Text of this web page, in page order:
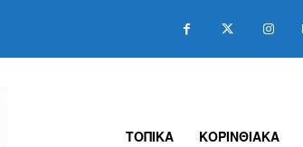
ΤΟΠΙΚΑ ΚΟΡΙΝΘΙΑΚΑ